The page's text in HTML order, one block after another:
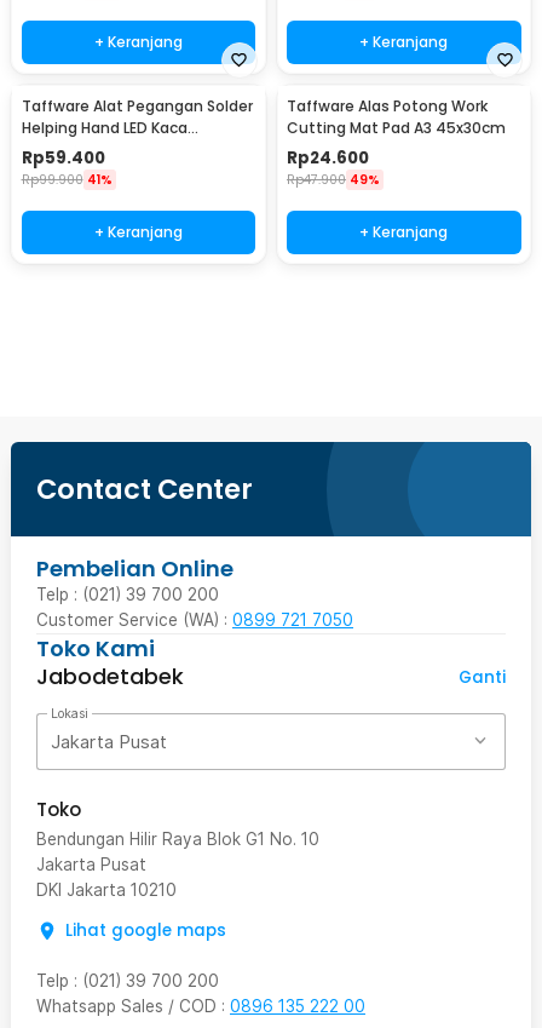
+ Keranjang + Keranjang
Taffware Alat Pegangan Solder
Helping Hand LED Kaca
Pembesar 3.5X - TE-801
Rp59.400
Rp99.900 41%
+ Keranjang
Taffware Alas Potong Work
Cutting Mat Pad A3 45x30cm
Rp24.600
Rp47.900 49%
+ Keranjang
Contact Center
Pembelian Online
Telp : (021) 39 700 200
Customer Service (WA) : 0899 721 7050
Toko Kami
Jabodetabek
Ganti
Lokasi
Jakarta Pusat
Toko
Bendungan Hilir Raya Blok G1 No. 10
Jakarta Pusat
DKI Jakarta 10210
Lihat google maps
Telp : (021) 39 700 200
Whatsapp Sales / COD : 0896 135 222 00